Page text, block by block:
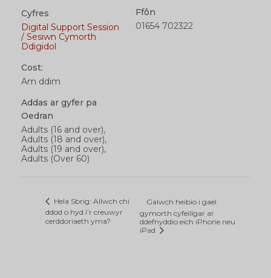
Cyfres
Digital Support Session
/ Sesiwn Cymorth
Ddigidol
Cost:
Am ddim
Addas ar gyfer pa
Oedran
Adults (16 and over),
Adults (18 and over),
Adults (19 and over),
Adults (Over 60)
Ffôn
01654 702322
Hela Sbrig: Allwch chi
ddod o hyd i’r creuwyr
cerddoriaeth yma?
Galwch heibio i gael
gymorth cyfeillgar ar
ddefnyddio eich iPhone neu
iPad